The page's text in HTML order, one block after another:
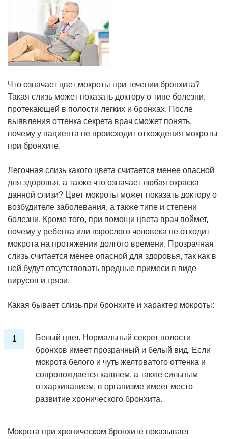
Что означает цвет мокроты при течении бронхита?
Такая слизь может показать доктору о типе болезни,
протекающей в полости легких и бронхах. После
выявления оттенка секрета врач сможет понять,
почему у пациента не происходит отхождения мокроты
при бронхите.
Легочная слизь какого цвета считается менее опасной
для здоровья, а также что означает любая окраска
данной слизи? Цвет мокроты может показать доктору о
возбудителе заболевания, а также типе и степени
болезни. Кроме того, при помощи цвета врач поймет,
почему у ребенка или взрослого человека не отходит
мокрота на протяжении долгого времени. Прозрачная
слизь считается менее опасной для здоровья, так как в
ней будут отсутствовать вредные примеси в виде
вирусов и грязи.
Какая бывает слизь при бронхите и характер мокроты:
Белый цвет. Нормальный секрет полости
бронхов имеет прозрачный и белый вид. Если
мокрота белого и чуть желтоватого оттенка и
сопровождается кашлем, а также сильным
отхаркиванием, в организме имеет место
развитие хронического бронхита.
Мокрота при хроническом бронхите показывает